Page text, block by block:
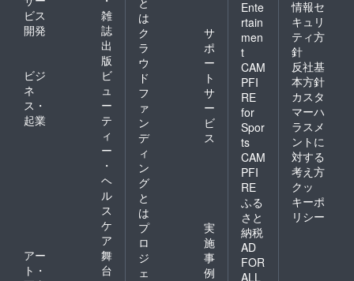
ビス
開発
雑
誌
出
版
ビジ
ネ
ス・
起業
ビ
ュ
ー
テ
ィ
ー
・
ヘ
ル
ス
ケ
ア
アー
ト・
舞
台
は
ク
ラ
ウ
ド
フ
ァ
ン
デ
ィ
ン
グ
と
は
サ
ポ
ー
ト
サ
ー
ビ
ス
プ
ロ
ジ
ェ
実
施
事
例
Ente
rtain
men
t
CAM
PFI
RE
for
Spor
ts
CAM
PFI
RE
ふる
さと
納税
AD
FOR
ALL
情報セ
キュリ
ティ方
針
反社基
本方針
カスタ
マーハ
ラスメ
ントに
対する
考え方
クッ
キーポ
リシー